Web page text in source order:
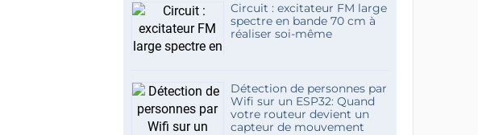
Circuit : excitateur FM large
spectre en bande 70 cm à
réaliser soi-même
Détection de personnes par
Wifi sur un ESP32: Quand
votre routeur devient un
capteur de mouvement